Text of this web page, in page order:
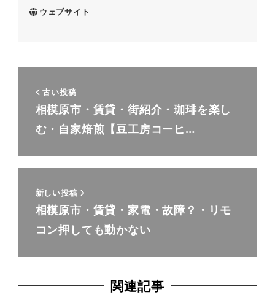
ウェブサイト
古い投稿
相模原市・賃貸・街紹介・珈琲を楽し
む・自家焙煎【豆工房コーヒ…
新しい投稿
相模原市・賃貸・家電・故障？・リモ
コン押しても動かない
関連記事